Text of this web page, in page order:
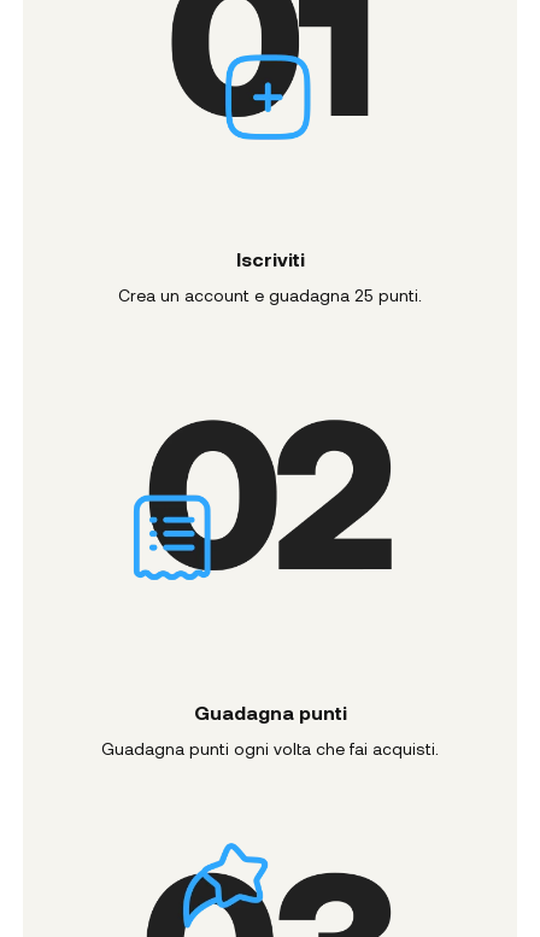
Iscriviti
Crea un account e guadagna 25 punti.
Guadagna punti
Guadagna punti ogni volta che fai acquisti.